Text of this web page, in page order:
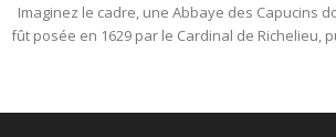
Imaginez le cadre, une Abbaye des Capucins
fût posée en 1629 par le Cardinal de Richelieu,